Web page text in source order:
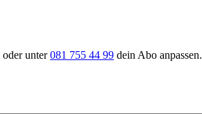
oder unter081 755 44 99 dein Abo anpassen.